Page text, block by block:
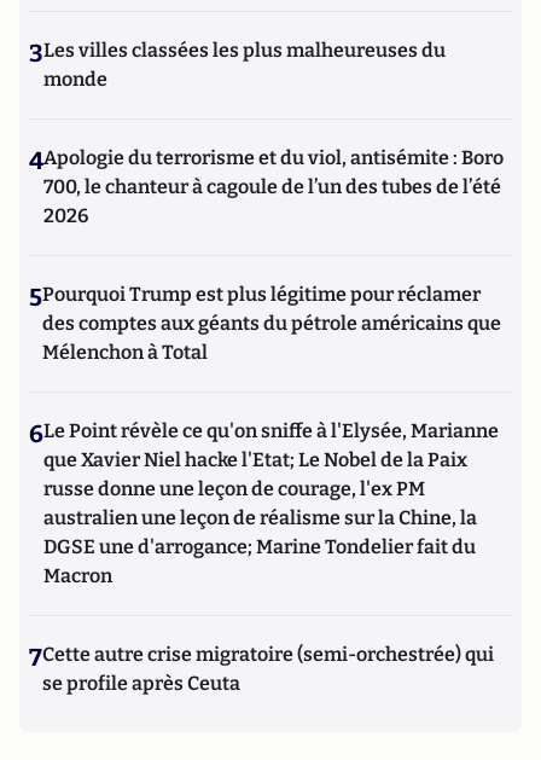
3Les villes classées les plus malheureuses du
monde
4Apologie du terrorisme et du viol, antisémite : Boro
700, le chanteur à cagoule de l’un des tubes de l’été
2026
5Pourquoi Trump est plus légitime pour réclamer
des comptes aux géants du pétrole américains que
Mélenchon à Total
6Le Point révèle ce qu'on sniffe à l'Elysée, Marianne
que Xavier Niel hacke l'Etat; Le Nobel de la Paix
russe donne une leçon de courage, l'ex PM
australien une leçon de réalisme sur la Chine, la
DGSE une d'arrogance; Marine Tondelier fait du
Macron
7Cette autre crise migratoire (semi-orchestrée) qui
se profile après Ceuta